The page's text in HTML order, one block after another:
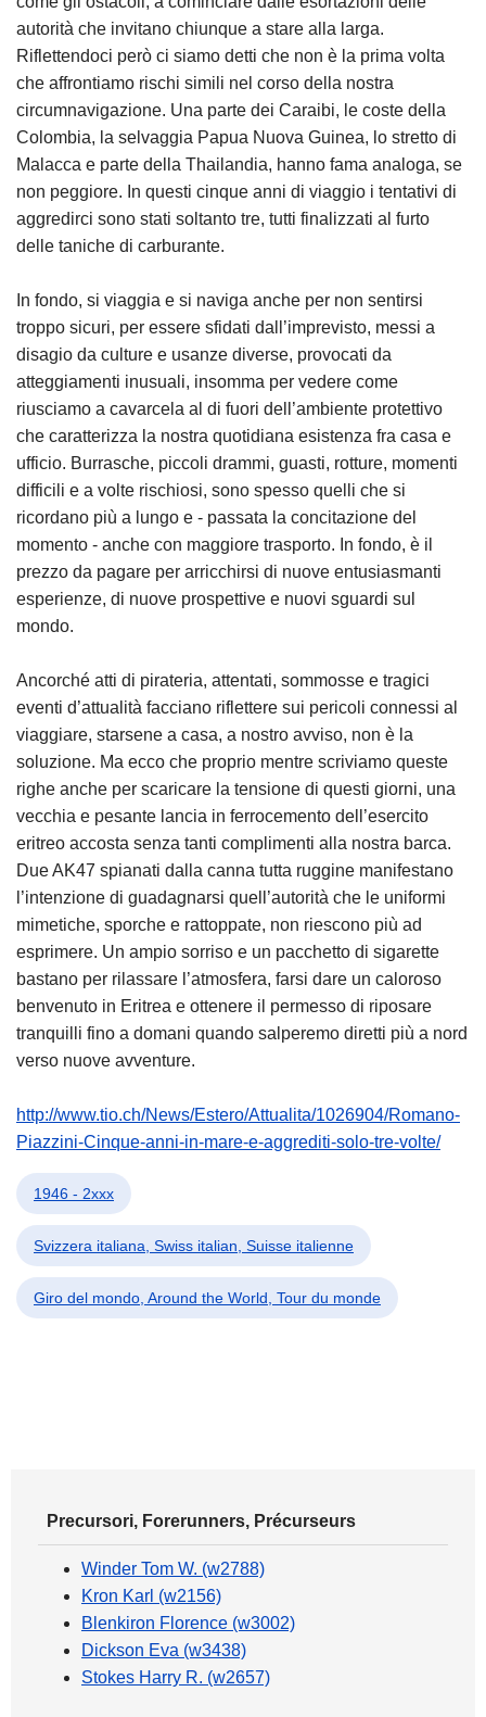
autorità che invitano chiunque a stare alla larga.
Riflettendoci però ci siamo detti che non è la prima volta
che affrontiamo rischi simili nel corso della nostra
circumnavigazione. Una parte dei Caraibi, le coste della
Colombia, la selvaggia Papua Nuova Guinea, lo stretto di
Malacca e parte della Thailandia, hanno fama analoga, se
non peggiore. In questi cinque anni di viaggio i tentativi di
aggredirci sono stati soltanto tre, tutti finalizzati al furto
delle taniche di carburante.
In fondo, si viaggia e si naviga anche per non sentirsi
troppo sicuri, per essere sfidati dall’imprevisto, messi a
disagio da culture e usanze diverse, provocati da
atteggiamenti inusuali, insomma per vedere come
riusciamo a cavarcela al di fuori dell’ambiente protettivo
che caratterizza la nostra quotidiana esistenza fra casa e
ufficio. Burrasche, piccoli drammi, guasti, rotture, momenti
difficili e a volte rischiosi, sono spesso quelli che si
ricordano più a lungo e - passata la concitazione del
momento - anche con maggiore trasporto. In fondo, è il
prezzo da pagare per arricchirsi di nuove entusiasmanti
esperienze, di nuove prospettive e nuovi sguardi sul
mondo.
Ancorché atti di pirateria, attentati, sommosse e tragici
eventi d’attualità facciano riflettere sui pericoli connessi al
viaggiare, starsene a casa, a nostro avviso, non è la
soluzione. Ma ecco che proprio mentre scriviamo queste
righe anche per scaricare la tensione di questi giorni, una
vecchia e pesante lancia in ferrocemento dell’esercito
eritreo accosta senza tanti complimenti alla nostra barca.
Due AK47 spianati dalla canna tutta ruggine manifestano
l’intenzione di guadagnarsi quell’autorità che le uniformi
mimetiche, sporche e rattoppate, non riescono più ad
esprimere. Un ampio sorriso e un pacchetto di sigarette
bastano per rilassare l’atmosfera, farsi dare un caloroso
benvenuto in Eritrea e ottenere il permesso di riposare
tranquilli fino a domani quando salperemo diretti più a nord
verso nuove avventure.
http://www.tio.ch/News/Estero/Attualita/1026904/Romano-
Piazzini-Cinque-anni-in-mare-e-aggrediti-solo-tre-volte/
1946 - 2xxx
Svizzera italiana, Swiss italian, Suisse italienne
Giro del mondo, Around the World, Tour du monde
Precursori, Forerunners, Précurseurs
Winder Tom W. (w2788)
Kron Karl (w2156)
Blenkiron Florence (w3002)
Dickson Eva (w3438)
Stokes Harry R. (w2657)